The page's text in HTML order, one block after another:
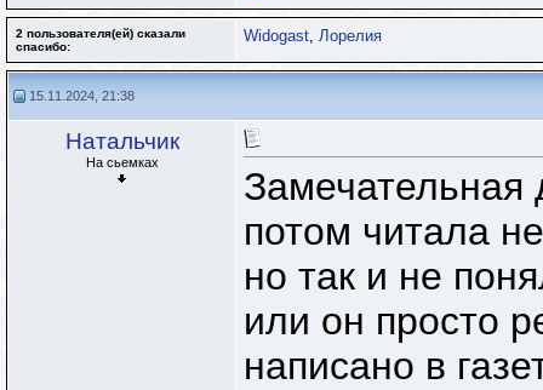
2 пользователя(ей) сказали
cпасибо:
Widogast, Лорелия
15.11.2024, 21:38
Натальчик
На сьемках
потом читала
но так и не
или он просто
написано в